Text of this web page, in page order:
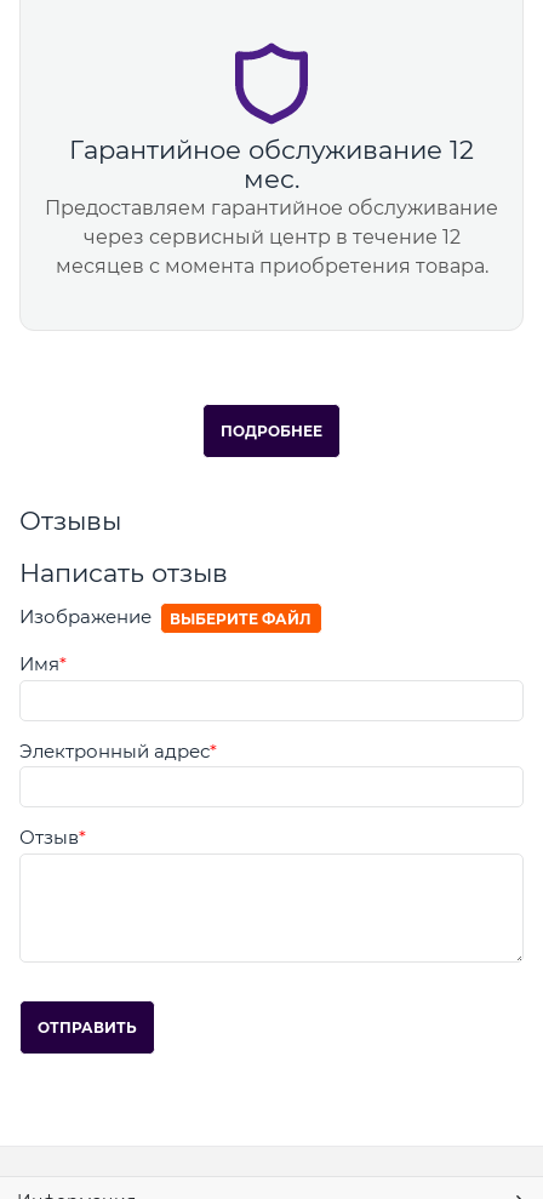
Гарантийное обслуживание 12
мес.
Предоставляем гарантийное обслуживание
через сервисный центр в течение 12
месяцев с момента приобретения товара.
ПОДРОБНЕЕ
Отзывы
Написать отзыв
Изображение ВЫБЕРИТЕ ФАЙЛ
Имя
Электронный адрес
Отзыв